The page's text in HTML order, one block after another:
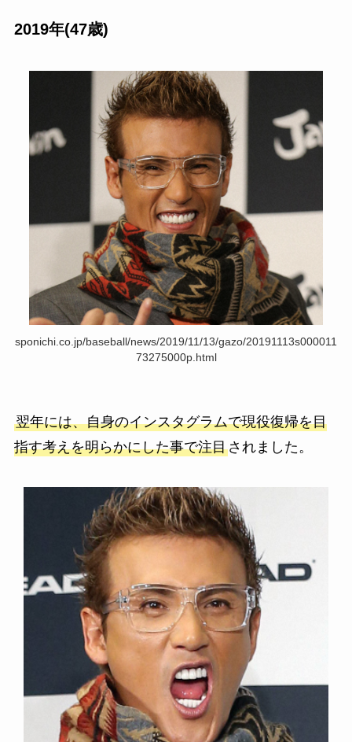
2019年(47歳)
sponichi.co.jp/baseball/news/2019/11/13/gazo/20191113s000011
73275000p.html
翌年には、自身のインスタグラムで現役復帰を目
指す考えを明らかにした事で注目されました。